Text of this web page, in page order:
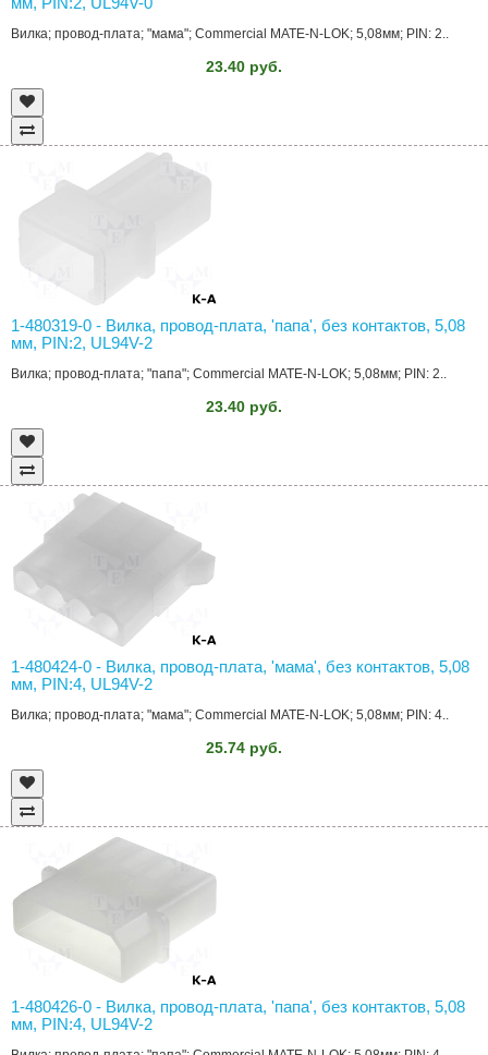
Вилка; провод-плата; "мама"; Commercial MATE-N-LOK; 5,08мм; PIN: 2..
23.40 руб.
1-480319-0 - Вилка, провод-плата, 'папа', без контактов, 5,08
мм, PIN:2, UL94V-2
Вилка; провод-плата; "папа"; Commercial MATE-N-LOK; 5,08мм; PIN: 2..
23.40 руб.
1-480424-0 - Вилка, провод-плата, 'мама', без контактов, 5,08
мм, PIN:4, UL94V-2
Вилка; провод-плата; "мама"; Commercial MATE-N-LOK; 5,08мм; PIN: 4..
25.74 руб.
1-480426-0 - Вилка, провод-плата, 'папа', без контактов, 5,08
мм, PIN:4, UL94V-2